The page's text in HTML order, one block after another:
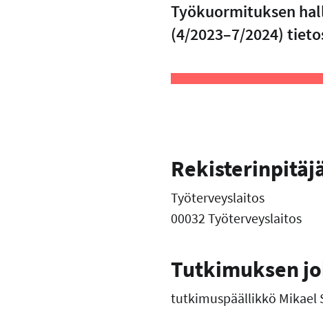
Työkuormituksen
(4/2023–7/2024)
Työterveyslaitos
00032 Työterveyslaitos
Tutkimuksen
tutkimuspäällikkö Mikael